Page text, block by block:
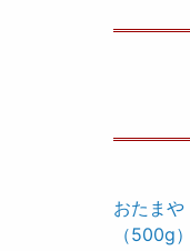
おたまや
（500g）